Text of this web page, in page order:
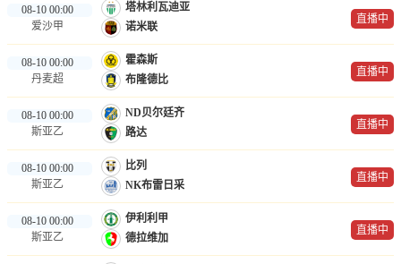
08-10 00:00
爱沙甲
塔林利瓦迪亚
诺米联
直播中
08-10 00:00
丹麦超
霍森斯
布隆德比
直播中
08-10 00:00
斯亚乙
ND贝尔廷齐
路达
直播中
08-10 00:00
斯亚乙
比列
NK布雷日采
直播中
08-10 00:00
斯亚乙
伊利利甲
德拉维加
直播中